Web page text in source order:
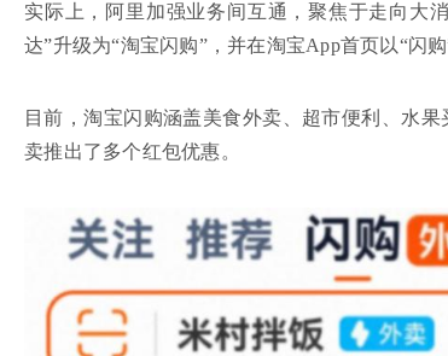
实际上，阿里加强业务间互通，聚焦于走向大
达”升级为“淘宝闪购”，并在淘宝App首页以“闪
目前，淘宝闪购涵盖美食外卖、超市便利、水
卖推出了多个红包优惠。